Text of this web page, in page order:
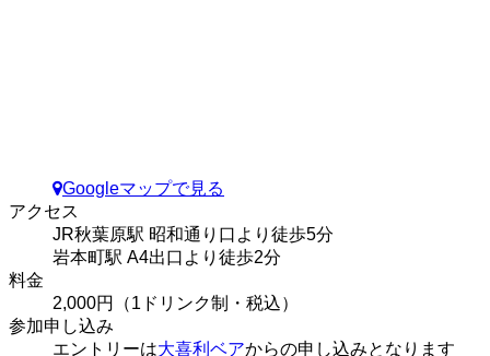
Googleマップで見る
アクセス
JR秋葉原駅 昭和通り口より徒歩5分
岩本町駅 A4出口より徒歩2分
料金
2,000円（1ドリンク制・税込）
参加申し込み
エントリーは大喜利ベアからの申し込みとなります